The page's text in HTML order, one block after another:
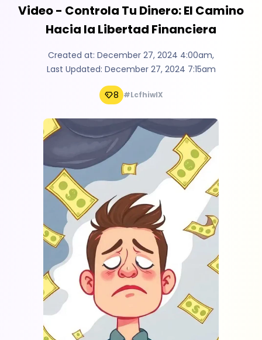
Video - Controla Tu Dinero: El Camino
Hacia la Libertad Financiera
Created at: December 27, 2024 4:00am,
Last Updated: December 27, 2024 7:15am
8 #LcfhiwlX